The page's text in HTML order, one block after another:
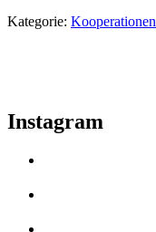
Kategorie: Kooperationen
Instagram